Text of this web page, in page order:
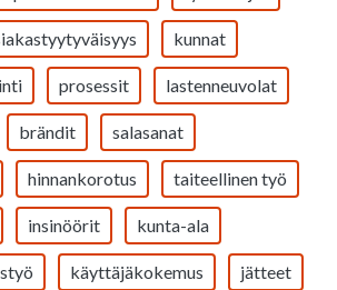
kunnat
prosessit lastenneuvolat
brändit salasanat
hinnankorotus taiteellinen työ
insinöörit kunta-ala
käyttäjäkokemus jätteet